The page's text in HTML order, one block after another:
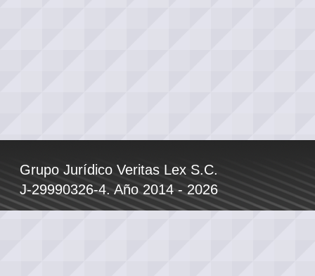
Grupo Jurídico Veritas Lex S.C.
J-29990326-4. Año 2014 - 2026